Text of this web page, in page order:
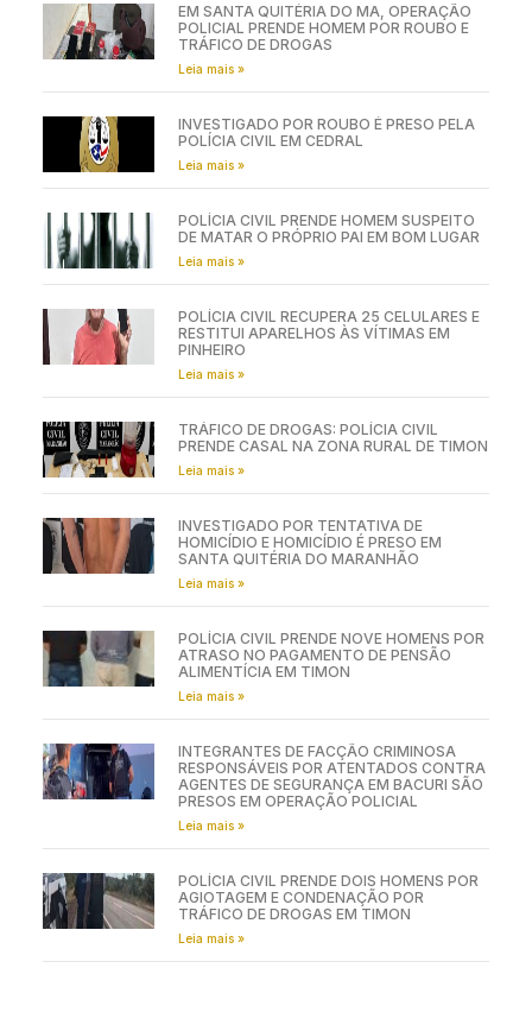
EM SANTA QUITÉRIA DO MA, OPERAÇÃO
POLICIAL PRENDE HOMEM POR ROUBO E
TRÁFICO DE DROGAS
Leia mais »
INVESTIGADO POR ROUBO É PRESO PELA
POLÍCIA CIVIL EM CEDRAL
Leia mais »
POLÍCIA CIVIL PRENDE HOMEM SUSPEITO
DE MATAR O PRÓPRIO PAI EM BOM LUGAR
Leia mais »
POLÍCIA CIVIL RECUPERA 25 CELULARES E
RESTITUI APARELHOS ÀS VÍTIMAS EM
PINHEIRO
Leia mais »
TRÁFICO DE DROGAS: POLÍCIA CIVIL
PRENDE CASAL NA ZONA RURAL DE TIMON
Leia mais »
INVESTIGADO POR TENTATIVA DE
HOMICÍDIO E HOMICÍDIO É PRESO EM
SANTA QUITÉRIA DO MARANHÃO
Leia mais »
POLÍCIA CIVIL PRENDE NOVE HOMENS POR
ATRASO NO PAGAMENTO DE PENSÃO
ALIMENTÍCIA EM TIMON
Leia mais »
INTEGRANTES DE FACÇÃO CRIMINOSA
RESPONSÁVEIS POR ATENTADOS CONTRA
AGENTES DE SEGURANÇA EM BACURI SÃO
PRESOS EM OPERAÇÃO POLICIAL
Leia mais »
POLÍCIA CIVIL PRENDE DOIS HOMENS POR
AGIOTAGEM E CONDENAÇÃO POR
TRÁFICO DE DROGAS EM TIMON
Leia mais »